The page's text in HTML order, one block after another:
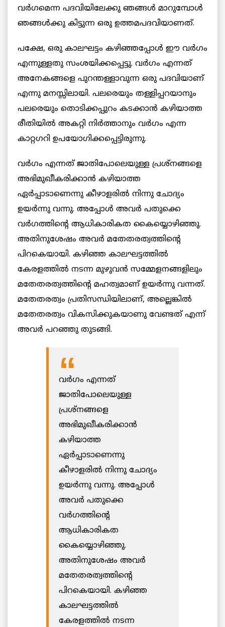
വർഗമെന്ന പദവിയിലേക്കു ഞങ്ങൾ മാറുമ്പോൾ
ഞങ്ങൾക്കു കിട്ടുന്ന ഒരു ഉത്തമപദവിയാണത്.
പക്ഷേ, ഒരു കാലഘട്ടം കഴിഞ്ഞപ്പോൾ ഈ വർഗം
എന്നുള്ളതു സംശയിക്കപ്പെട്ടു. വർഗം എന്നത്
അനേകങ്ങളെ പുറന്തള്ളാവുന്ന ഒരു പദവിയാണ്
എന്നു മനസ്സിലായി. പലരെയും തള്ളിപ്പറയാനും
പലരെയും തൊടിക്കപ്പുറം കടക്കാൻ കഴിയാത്ത
രീതിയിൽ അകറ്റി നിർത്താനും വർഗം എന്ന
കാറ്റഗറി ഉപയോഗിക്കപ്പെട്ടിരുന്നു.
വർഗം എന്നത് ജാതിപോലെയുള്ള പ്രശ്‌നങ്ങളെ
അഭിമുഖീകരിക്കാൻ കഴിയാത്ത
ഏർപ്പാടാണെന്നു കീഴാളരിൽ നിന്നു ചോദ്യം
ഉയർന്നു വന്നു. അപ്പോൾ അവർ പതുക്കെ
വർഗത്തിന്റെ ആധികാരികത കൈയ്യൊഴിഞ്ഞു.
അതിനുശേഷം അവർ മതേതരത്വത്തിന്റെ
പിറകെയായി. കഴിഞ്ഞ കാലഘട്ടത്തിൽ
കേരളത്തിൽ നടന്ന മുഴുവൻ സമ്മേളനങ്ങളിലും
മതേതരത്വത്തിന്റെ മഹത്വമാണ് ഉയർന്നു വന്നത്.
മതേതരത്വം പ്രതിസന്ധിയിലാണ്, അല്ലെങ്കിൽ
മതേതരത്വം വികസിക്കുകയാണു വേണ്ടത് എന്ന്
അവർ പറഞ്ഞു തുടങ്ങി.
വർഗം എന്നത്
ജാതിപോലെയുള്ള
പ്രശ്‌നങ്ങളെ
അഭിമുഖീകരിക്കാൻ
കഴിയാത്ത
ഏർപ്പാടാണെന്നു
കീഴാളരിൽ നിന്നു ചോദ്യം
ഉയർന്നു വന്നു. അപ്പോൾ
അവർ പതുക്കെ
വർഗത്തിന്റെ
ആധികാരികത
കൈയ്യൊഴിഞ്ഞു.
അതിനുശേഷം അവർ
മതേതരത്വത്തിന്റെ
പിറകെയായി. കഴിഞ്ഞ
കാലഘട്ടത്തിൽ
കേരളത്തിൽ നടന്ന